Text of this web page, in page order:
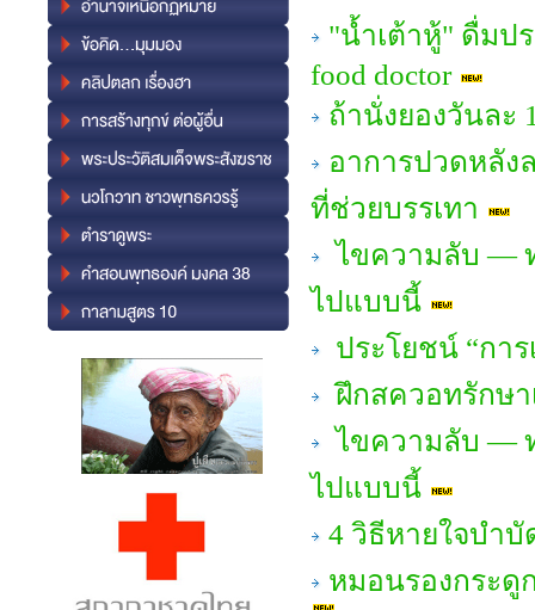
"น้ำเต้าหู้" ดื่มป
food doctor
ถ้านั่งยองวันละ
อาการปวดหลัง
ที่ช่วยบรรเทา
ไขความลับ —
ไปแบบนี้
ประโยชน์ “การ
ฝึกสควอทรักษา
ไขความลับ —
ไปแบบนี้
4 วิธีหายใจบำ
หมอนรองกระดู